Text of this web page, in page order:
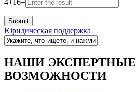
4+16=
Юридическая поддержка
НАШИ ЭКСПЕРТНЫЕ
ВОЗМОЖНОСТИ